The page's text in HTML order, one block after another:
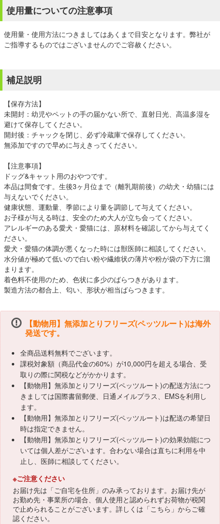
使用量についての注意事項
使用量・使用方法につきましてはあくまで目安となります。弊社が
ご指導するものではございませんのでご容赦ください。
補足説明
【保存方法】
未開封：幼児やペットの手の届かない所で、直射日光、高温多湿を
避けて保存してください。
開封後：チャックを閉じ、必ず冷蔵庫で保存してください。
無添加ですので早めに与えきってください。
【注意事項】
ドッグ&キャット用のおやつです。
本品は間食です。生後3ヶ月位まで（離乳期前後）の幼犬・幼猫には
与えないでください。
健康状態、運動量、季節により量を調節して与えてください。
お子様が与える時は、安全のため大人が立ち会ってください。
アレルギーのある愛犬・愛猫には、原材料を確認してから与えてく
ださい。
愛犬・愛猫の体調が悪くなった時には獣医師に相談してください。
水分値が極めて低いので白い粉や繊維状の薄片や粉が袋の下方に溜
まります。
着色料不使用のため、色状に多少のばらつきがあります。
製造方法の都合上、匂い、形状が相当ばらつきます。
【動物用】無添加とりフリーズ(ペッツルート)は海外
発送です。
全商品送料無料でございます。
課税対象額（商品代金の60%）が10,000円を超える場合、受
取りの際に関税などがかかります。
【動物用】無添加とりフリーズ(ペッツルート)の配送方法につ
きましては国際書留郵便、日通メイルプラス、EMSを利用し
ます。
【動物用】無添加とりフリーズ(ペッツルート)は配送の希望日
時は指定できません。
【動物用】無添加とりフリーズ(ペッツルート)の効果効能につ
いては個人差がございます。合わない場合は直ちに利用を中
止し、医師に相談してください。
※ご注意ください
お届け先は「ご自宅を住所」のみ承っております。お届け先が
お勤め先・事業所の場合、個人使用と認められずお荷物が税関
で止められることがございます。詳しくは「こちら 」からご確
認ください。